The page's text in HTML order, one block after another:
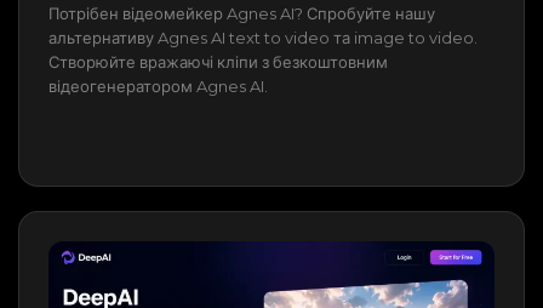
Потрібен відеомейкер Agnes AI? Спробуйте нашу
альтернативу Agnes AI text to video та image to video.
Створюйте вражаючі кліпи з безкоштовним
відеогенератором Agnes AI.